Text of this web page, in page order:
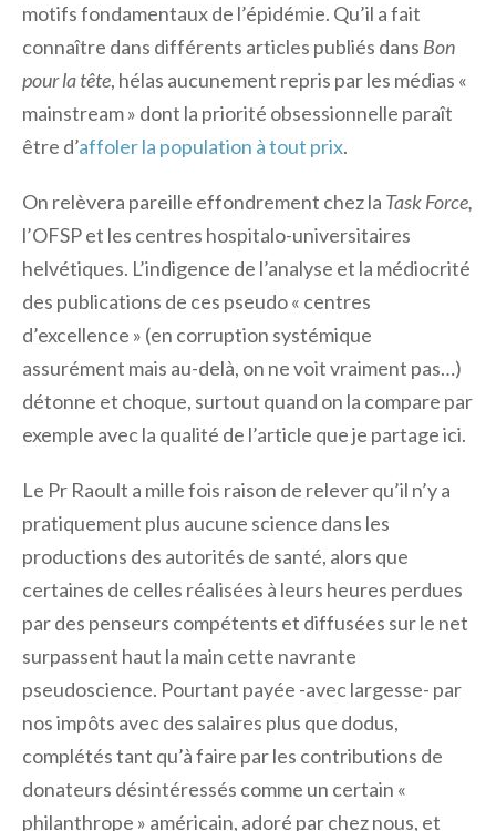
motifs fondamentaux de l’épidémie. Qu’il a fait
connaître dans différents articles publiés dans Bon
pour la tête, hélas aucunement repris par les médias «
mainstream » dont la priorité obsessionnelle paraît
être d’affoler la population à tout prix.
On relèvera pareille effondrement chez la Task Force,
l’OFSP et les centres hospitalo-universitaires
helvétiques. L’indigence de l’analyse et la médiocrité
des publications de ces pseudo « centres
d’excellence » (en corruption systémique
assurément mais au-delà, on ne voit vraiment pas…)
détonne et choque, surtout quand on la compare par
exemple avec la qualité de l’article que je partage ici.
Le Pr Raoult a mille fois raison de relever qu’il n’y a
pratiquement plus aucune science dans les
productions des autorités de santé, alors que
certaines de celles réalisées à leurs heures perdues
par des penseurs compétents et diffusées sur le net
surpassent haut la main cette navrante
pseudoscience. Pourtant payée -avec largesse- par
nos impôts avec des salaires plus que dodus,
complétés tant qu’à faire par les contributions de
donateurs désintéressés comme un certain «
philanthrope » américain, adoré par chez nous, et